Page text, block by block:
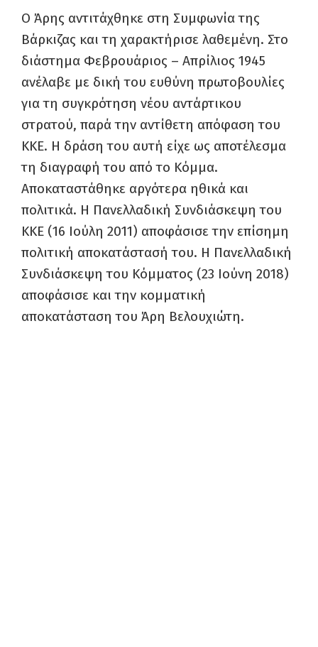
Ο Άρης αντιτάχθηκε στη Συμφωνία της
Βάρκιζας και τη χαρακτήρισε λαθεμένη. Στο
διάστημα Φεβρουάριος – Απρίλιος 1945
ανέλαβε με δική του ευθύνη πρωτοβουλίες
για τη συγκρότηση νέου αντάρτικου
στρατού, παρά την αντίθετη απόφαση του
ΚΚΕ. Η δράση του αυτή είχε ως αποτέλεσμα
τη διαγραφή του από το Κόμμα.
Αποκαταστάθηκε αργότερα ηθικά και
πολιτικά. Η Πανελλαδική Συνδιάσκεψη του
ΚΚΕ (16 Ιούλη 2011) αποφάσισε την επίσημη
πολιτική αποκατάστασή του. Η Πανελλαδική
Συνδιάσκεψη του Κόμματος (23 Ιούνη 2018)
αποφάσισε και την κομματική
αποκατάσταση του Άρη Βελουχιώτη.